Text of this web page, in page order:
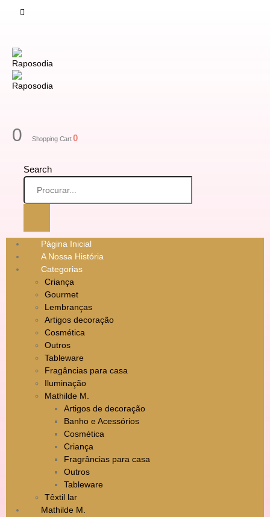
0 Shopping Cart0
Search
Página Inicial
A Nossa História
Categorias
Criança
Gourmet
Lembranças
Artigos decoração
Cosmética
Outros
Tableware
Fragâncias para casa
Iluminação
Mathilde M.
Artigos de decoração
Banho e Acessórios
Cosmética
Criança
Fragrâncias para casa
Outros
Tableware
Têxtil lar
Mathilde M.